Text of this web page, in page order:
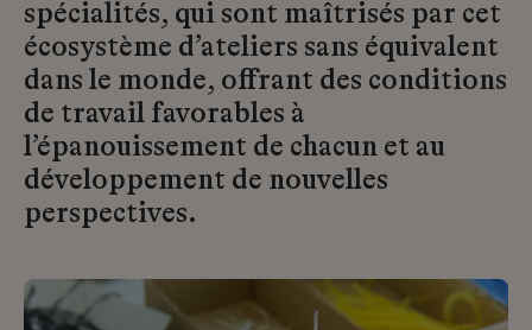
spécialités, qui sont maîtrisés par cet
écosystème d’ateliers sans équivalent
dans le monde, offrant des conditions
de travail favorables à
l’épanouissement de chacun et au
développement de nouvelles
perspectives.